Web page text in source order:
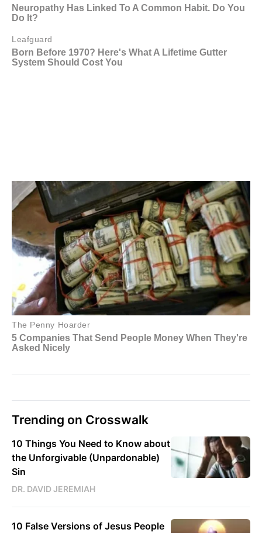
Trending on Crosswalk
10 Things You Need to Know about
the Unforgivable (Unpardonable)
Sin
DR. DAVID JEREMIAH
10 False Versions of Jesus People